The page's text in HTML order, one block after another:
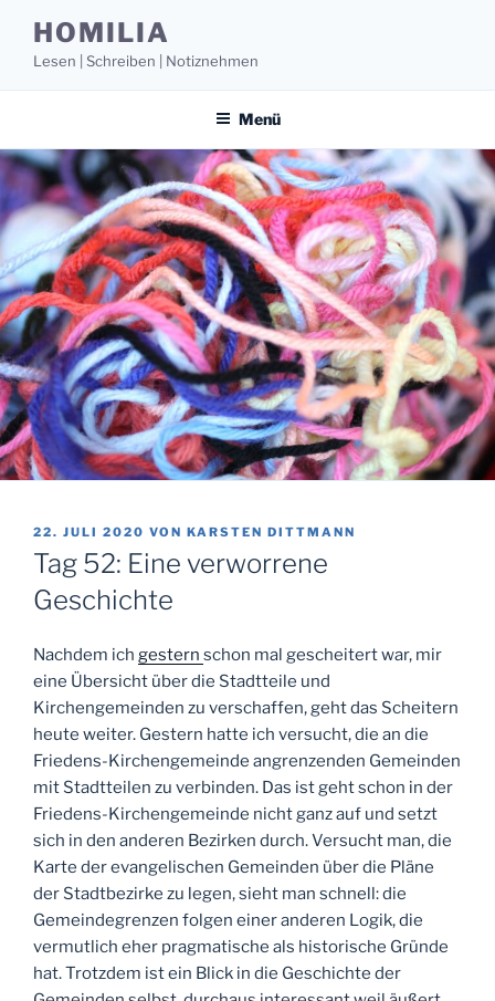
Inhalt
springen
HOMILIA
Lesen | Schreiben | Notiznehmen
Menü
VERÖFFENTLICHT
AM
22. JULI 2020 VON KARSTEN DITTMANN
Tag 52: Eine verworrene
Geschichte
Nachdem ich gestern schon mal gescheitert war, mir
eine Übersicht über die Stadtteile und
Kirchengemeinden zu verschaffen, geht das Scheitern
heute weiter. Gestern hatte ich versucht, die an die
Friedens-Kirchengemeinde angrenzenden Gemeinden
mit Stadtteilen zu verbinden. Das ist geht schon in der
Friedens-Kirchengemeinde nicht ganz auf und setzt
sich in den anderen Bezirken durch. Versucht man, die
Karte der evangelischen Gemeinden über die Pläne
der Stadtbezirke zu legen, sieht man schnell: die
Gemeindegrenzen folgen einer anderen Logik, die
vermutlich eher pragmatische als historische Gründe
hat. Trotzdem ist ein Blick in die Geschichte der